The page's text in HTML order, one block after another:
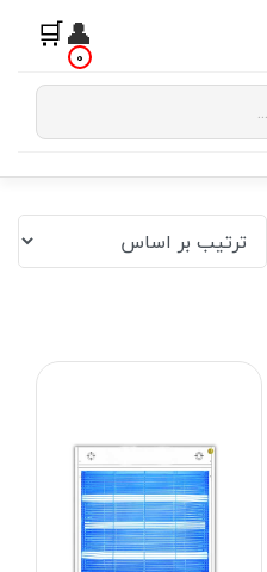
👤
🛒 0
تومان